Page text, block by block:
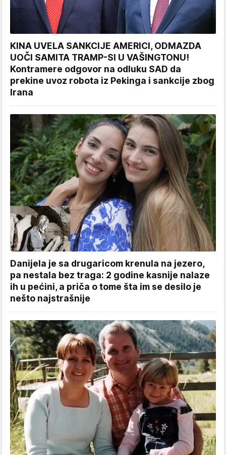
KINA UVELA SANKCIJE AMERICI, ODMAZDA
UOČI SAMITA TRAMP-SI U VAŠINGTONU!
Kontramere odgovor na odluku SAD da
prekine uvoz robota iz Pekinga i sankcije zbog
Irana
Danijela je sa drugaricom krenula na jezero,
pa nestala bez traga: 2 godine kasnije nalaze
ih u pećini, a priča o tome šta im se desilo je
nešto najstrašnije